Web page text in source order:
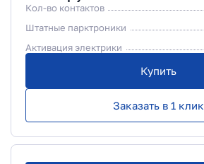
Кол-во контактов
Штатные парктроники
Активация электрики
Купить
Заказать в 1 клик